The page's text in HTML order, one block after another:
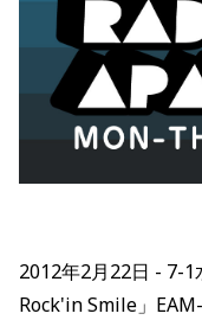
2012年2月22日
7-1
Rock'in Smile」EAM-